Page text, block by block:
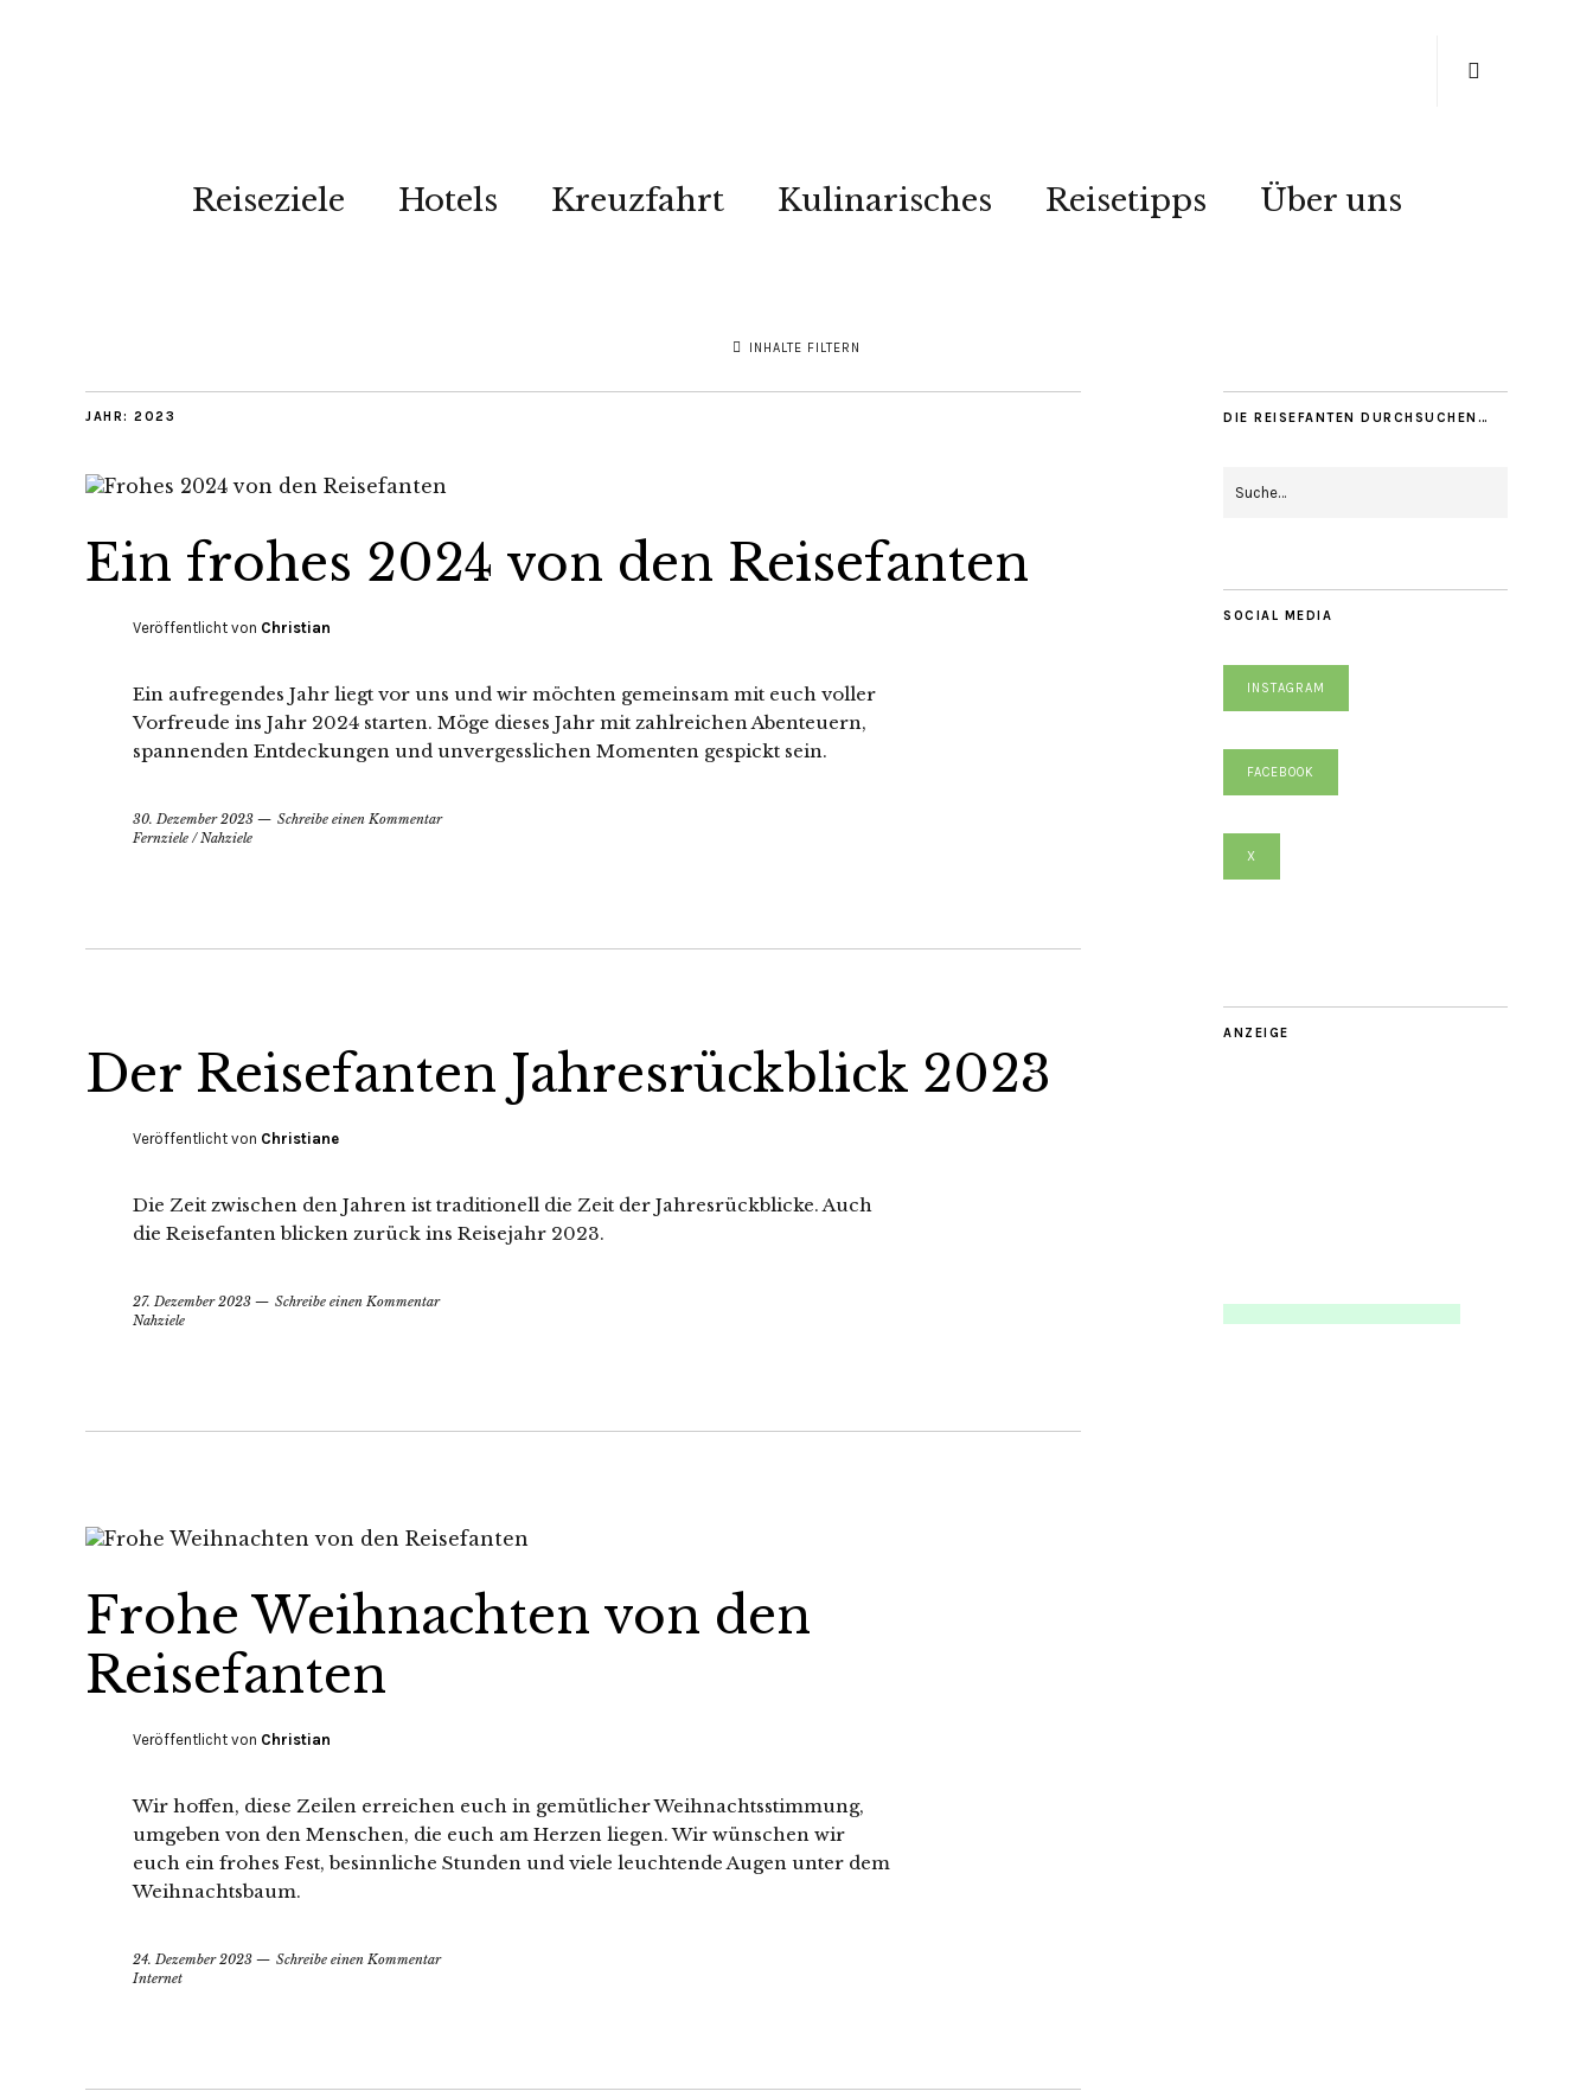
Reiseziele Hotels Kreuzfahrt Kulinarisches Reisetipps Über uns
INHALTE FILTERN
JAHR: 2023
Ein frohes 2024 von den Reisefanten
Veröffentlicht von Christian
Ein aufregendes Jahr liegt vor uns und wir möchten gemeinsam mit euch voller
Vorfreude ins Jahr 2024 starten. Möge dieses Jahr mit zahlreichen Abenteuern,
spannenden Entdeckungen und unvergesslichen Momenten gespickt sein.
30. Dezember 2023
Schreibe einen Kommentar
Fernziele /Nahziele
Der Reisefanten Jahresrückblick 2023
Veröffentlicht von Christiane
Die Zeit zwischen den Jahren ist traditionell die Zeit der Jahresrückblicke. Auch
die Reisefanten blicken zurück ins Reisejahr 2023.
27. Dezember 2023
Schreibe einen Kommentar
Nahziele
Frohe Weihnachten von den
Reisefanten
Veröffentlicht von Christian
Wir hoffen, diese Zeilen erreichen euch in gemütlicher Weihnachtsstimmung,
umgeben von den Menschen, die euch am Herzen liegen. Wir wünschen wir
euch ein frohes Fest, besinnliche Stunden und viele leuchtende Augen unter dem
Weihnachtsbaum.
24. Dezember 2023
Schreibe einen Kommentar
Internet
DIE REISEFANTEN DURCHSUCHEN…
SOCIAL MEDIA
INSTAGRAM
FACEBOOK
X
ANZEIGE